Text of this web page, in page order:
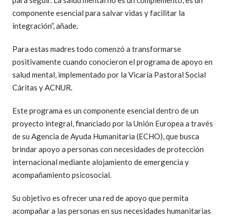
componente esencial para salvar vidas y facilitar la
integración”, añade.
Para estas madres todo comenzó a transformarse
positivamente cuando conocieron el programa de apoyo en
salud mental, implementado por la Vicaría Pastoral Social
Cáritas y ACNUR.
Este programa es un componente esencial dentro de un
proyecto integral, financiado por la Unión Europea a través
de su Agencia de Ayuda Humanitaria (ECHO), que busca
brindar apoyo a personas con necesidades de protección
internacional mediante alojamiento de emergencia y
acompañamiento psicosocial.
Su objetivo es ofrecer una red de apoyo que permita
acompañar a las personas en sus necesidades humanitarias